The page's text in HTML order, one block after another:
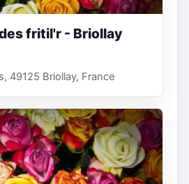
fritil'r - Briollay
49125 Briollay, France